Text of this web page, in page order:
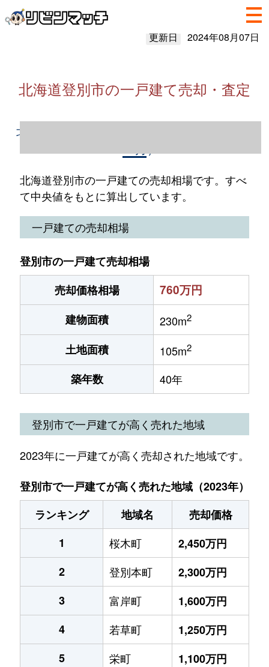
更新日 2024年08月07日
北海道登別市の一戸建て売却・査定
北海道登別市の一戸建て売却情報（2023年1
北海道登別市の一戸建ての売却相場です。すべ
て中央値をもとに算出しています。
一戸建ての売却相場
登別市の一戸建て売却相場
売却価格相場
760万円
建物面積 230m2
土地面積 105m2
築年数 40年
登別市で一戸建てが高く売れた地域
2023年に一戸建てが高く売却された地域です。
登別市で一戸建てが高く売れた地域（2023年）
ランキング
地域名
売却価格
1
桜木町
2,450万円
2
登別本町
2,300万円
3
富岸町
1,600万円
4
若草町
1,250万円
5
栄町
1,100万円